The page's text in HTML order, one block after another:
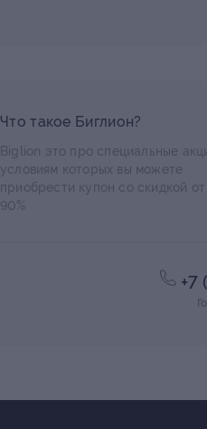
Что такое Биглион?
Biglion это про специальные
условиям которых вы можете
приобрести купон со скидкой
90%
+7